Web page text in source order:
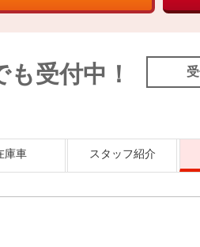
も受付中！
庫車 スタッフ紹介